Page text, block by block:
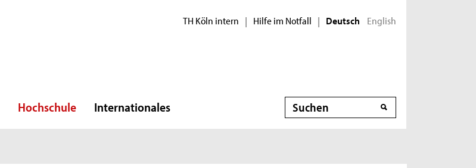
TH Köln intern | Hilfe im Notfall | Deutsch English
Hochschule Internationales Suche